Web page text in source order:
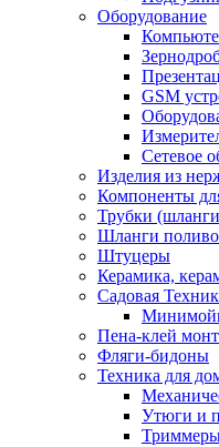
Оборудование
GSM
Сетевое
Изделия из
Компоненты
Трубки
Шланги
Штуцеры
Керамика,
Садовая
Пена-клей
Фляги-бидоны
Техника для
Утюги и